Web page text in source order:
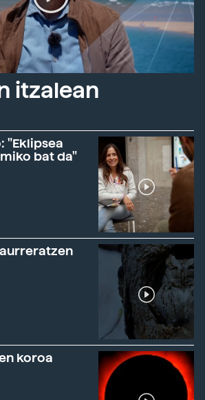
itzalean
"Eklipsea
bat da"
koroa